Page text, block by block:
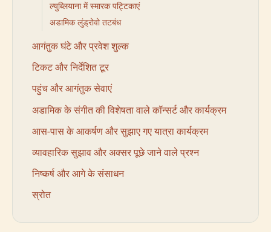
ल्युब्लियाना में स्मारक पट्टिकाएं
अडामिक लुंड्रोवो तटबंध
आगंतुक घंटे और प्रवेश शुल्क
टिकट और निर्देशित टूर
पहुंच और आगंतुक सेवाएं
अडामिक के संगीत की विशेषता वाले कॉन्सर्ट और कार्यक्रम
आस-पास के आकर्षण और सुझाए गए यात्रा कार्यक्रम
व्यावहारिक सुझाव और अक्सर पूछे जाने वाले प्रश्न
निष्कर्ष और आगे के संसाधन
स्रोत